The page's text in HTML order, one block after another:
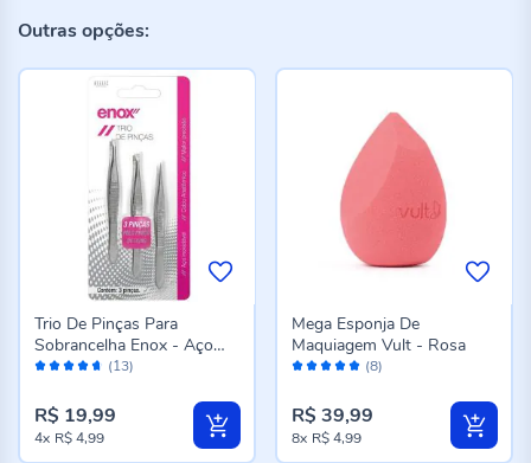
Outras opções:
Avaliação: (13)
Trio De Pinças Para
Sobrancelha Enox - Aço
Inox
R$ 19,99
4x R$ 4,99
Avaliação: (8)
Mega Esponja De
Maquiagem Vult - Rosa
R$ 39,99
8x R$ 4,99